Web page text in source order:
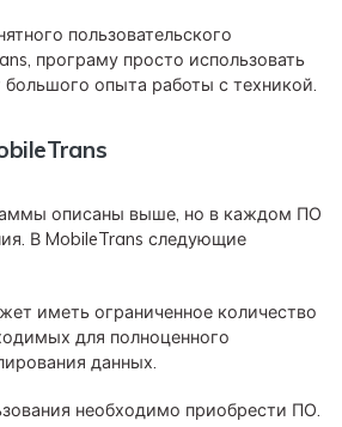
пользовательского
програму просто использовать
опыта работы с техникой.
описаны выше, но в каждом ПО
В MobileTrans следующие
иметь ограниченное количество
для полноценного
данных.
необходимо приобрести ПО.